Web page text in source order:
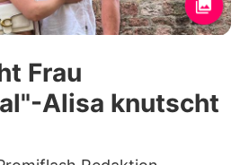
Exklusiv
auf Promiflash
Frau
Alisa knutscht